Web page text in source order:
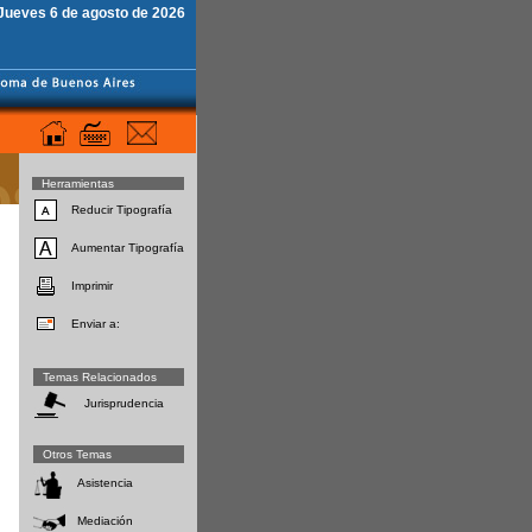
6 de agosto de 2026
Herramientas
Reducir Tipografía
Aumentar Tipografía
Imprimir
Enviar a:
Temas Relacionados
Jurisprudencia
Otros Temas
Asistencia
Mediación